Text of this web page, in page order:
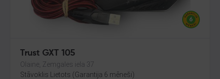
Trust GXT 105
Olaine, Zemgales iela 37
Stāvoklis Lietots (Garantija 6 mēneši)